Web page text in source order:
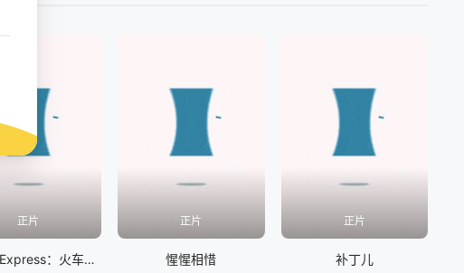
正片
Mighty Express：火车危机
正片
惺惺相惜
正片
补丁儿